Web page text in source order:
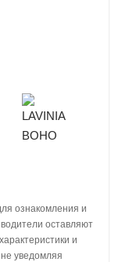
ознакомления и
оставляют
и
уведомляя